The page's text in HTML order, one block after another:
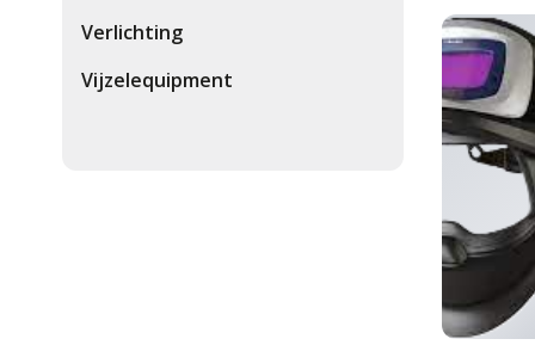
Verlichting
Vijzelequipment